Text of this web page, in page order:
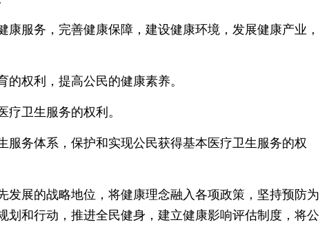
服务，完善健康保障，建设健康环境，发展健康产业，
权利，提高公民的健康素养。
卫生服务的权利。
务体系，保护和实现公民获得基本医疗卫生服务的权
的战略地位，将健康理念融入各项政策，坚持预防为
和行动，推进全民健身，建立健康影响评估制度，将公